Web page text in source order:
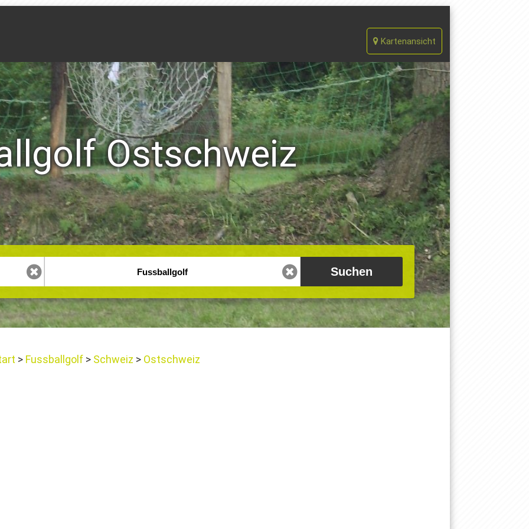
Kartenansicht
Ostschweiz
Fussballgolf Schweiz Ostschweiz